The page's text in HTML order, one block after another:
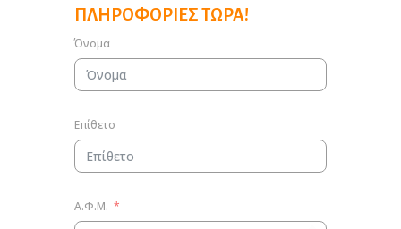
ΠΛΗΡΟΦΟΡΊΕΣ ΤΏΡΑ!
Όνομα
Επίθετο
Α.Φ.Μ.